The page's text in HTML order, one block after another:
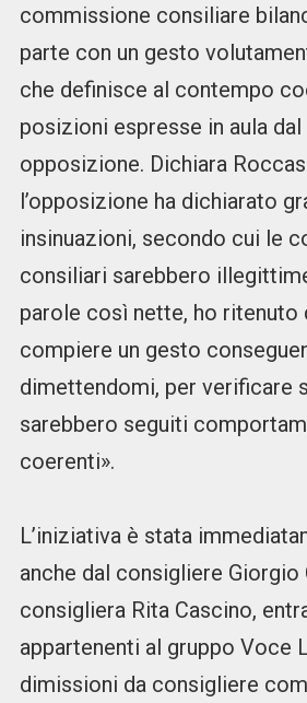
commissione consiliare
parte con un gesto
che definisce al contempo
posizioni espresse in aula
opposizione. Dichiara
l’opposizione ha dichiarato
insinuazioni, secondo cui le
consiliari sarebbero
parole così nette, ho ritenuto
compiere un gesto
dimettendomi, per verificare
sarebbero seguiti
coerenti».
L’iniziativa è stata
anche dal consigliere Giorgio
consigliera Rita Cascino,
appartenenti al gruppo Voce
dimissioni da consigliere